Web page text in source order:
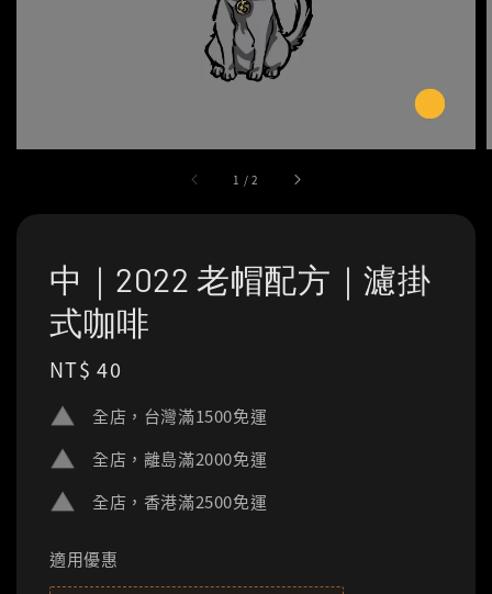
1 /2
中｜2022 老帽配方｜濾掛
式咖啡
Regular
NT$ 40
全店，台灣滿1500免運
全店，離島滿2000免運
全店，香港滿2500免運
適用優惠